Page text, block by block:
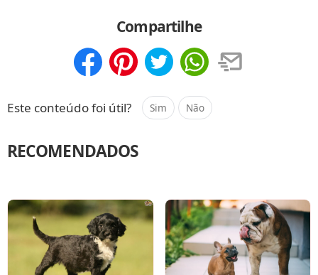
Compartilhe
Este conteúdo foi útil? Sim Não
RECOMENDADOS